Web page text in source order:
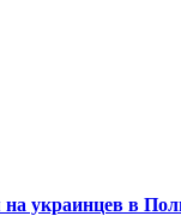
на украинцев в